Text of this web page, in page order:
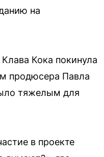
на
Кока покинула
продюсера Павла
тяжелым для
в проекте